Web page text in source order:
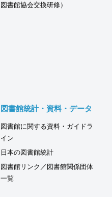
図書館協会交換研修）
図書館統計・資料・データ
図書館に関する資料・ガイドラ
イン
日本の図書館統計
図書館リンク／図書館関係団体
一覧